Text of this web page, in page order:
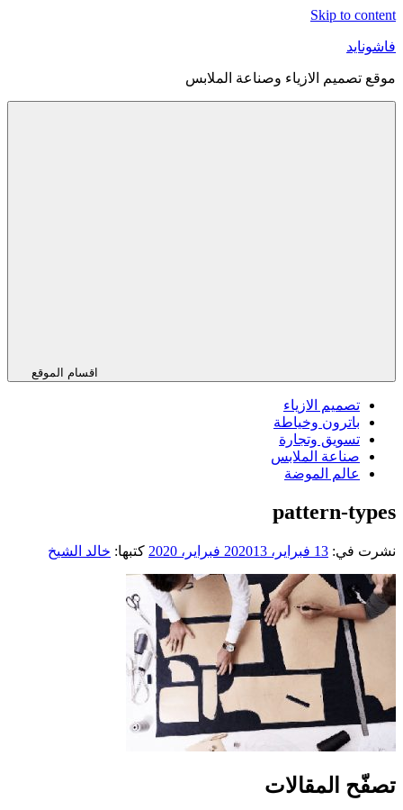
Skip to content
فاشونايد
موقع تصميم الازياء وصناعة الملابس
اقسام الموقع
تصميم الازياء
باترون وخياطة
تسويق وتجارة
صناعة الملابس
عالم الموضة
pattern-types
نشرت في: 13 فبراير، 2020 13 فبراير، 2020 كتبها: خالد الشيخ
تصفّح المقالات